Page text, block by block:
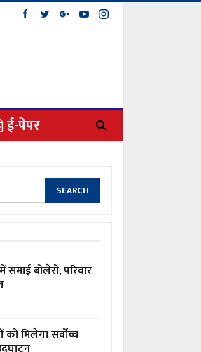
ई-पेपर
बोलेरो, परिवार
को मिलेगा सर्वोच्च